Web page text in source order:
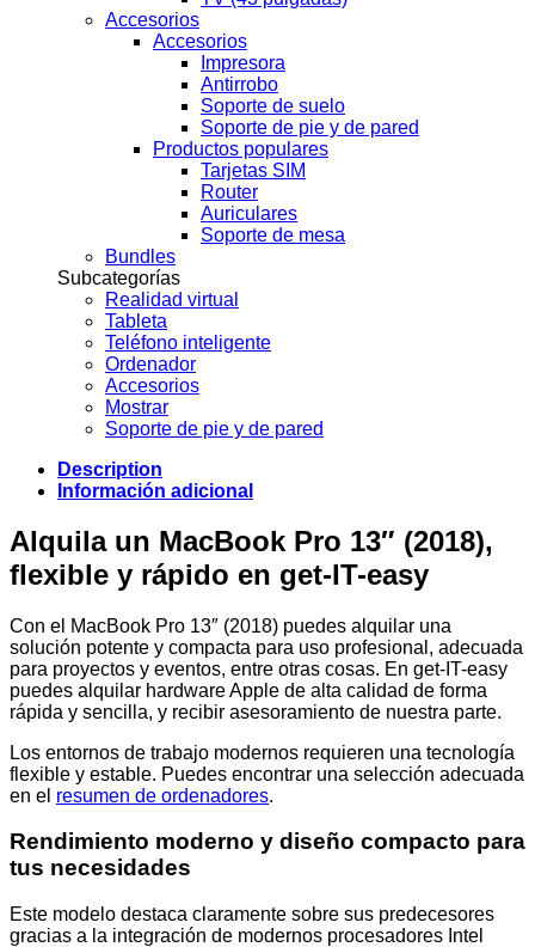
Accesorios
Accesorios
Impresora
Antirrobo
Soporte de suelo
Soporte de pie y de pared
Productos populares
Tarjetas SIM
Router
Auriculares
Soporte de mesa
Bundles
Subcategorías
Realidad virtual
Tableta
Teléfono inteligente
Ordenador
Accesorios
Mostrar
Soporte de pie y de pared
Description
Información adicional
Alquila un MacBook Pro 13″ (2018),
flexible y rápido en get-IT-easy
Con el MacBook Pro 13″ (2018) puedes alquilar una
solución potente y compacta para uso profesional, adecuada
para proyectos y eventos, entre otras cosas. En get-IT-easy
puedes alquilar hardware Apple de alta calidad de forma
rápida y sencilla, y recibir asesoramiento de nuestra parte.
Los entornos de trabajo modernos requieren una tecnología
flexible y estable. Puedes encontrar una selección adecuada
en el resumen de ordenadores.
Rendimiento moderno y diseño compacto para
tus necesidades
Este modelo destaca claramente sobre sus predecesores
gracias a la integración de modernos procesadores Intel